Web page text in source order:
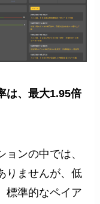
は、最大1.95倍
ンの中では、
りませんが、低
標準的なペイア